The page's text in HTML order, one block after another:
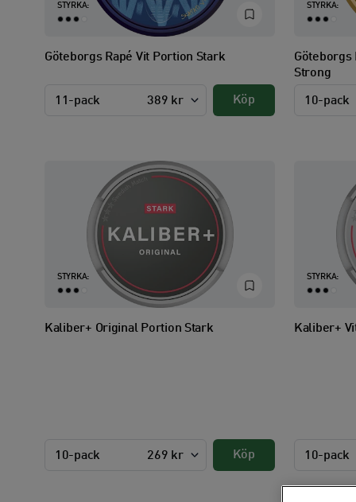
STYRKA:
Göteborgs Rapé Vit Portion Stark
11-pack 389 kr Köp
STYRKA:
Göteborgs
Strong
10-pack
STYRKA:
Kaliber+ Original Portion Stark
10-pack 269 kr Köp
STYRKA:
Kaliber+
10-pack